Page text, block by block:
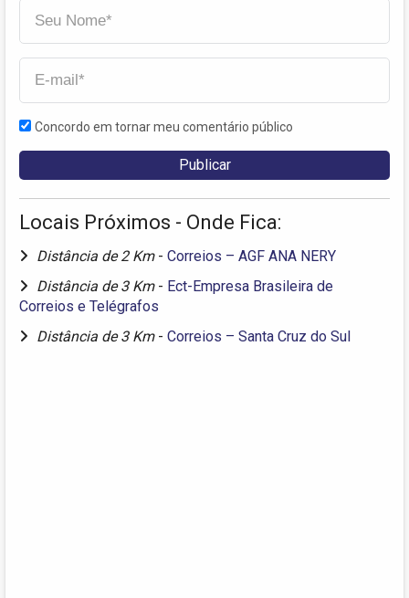
Concordo em tornar meu comentário público
Locais Próximos - Onde Fica:
Distância de 2 Km - Correios – AGF ANA NERY
Distância de 3 Km - Ect-Empresa Brasileira de
Correios e Telégrafos
Distância de 3 Km - Correios – Santa Cruz do Sul